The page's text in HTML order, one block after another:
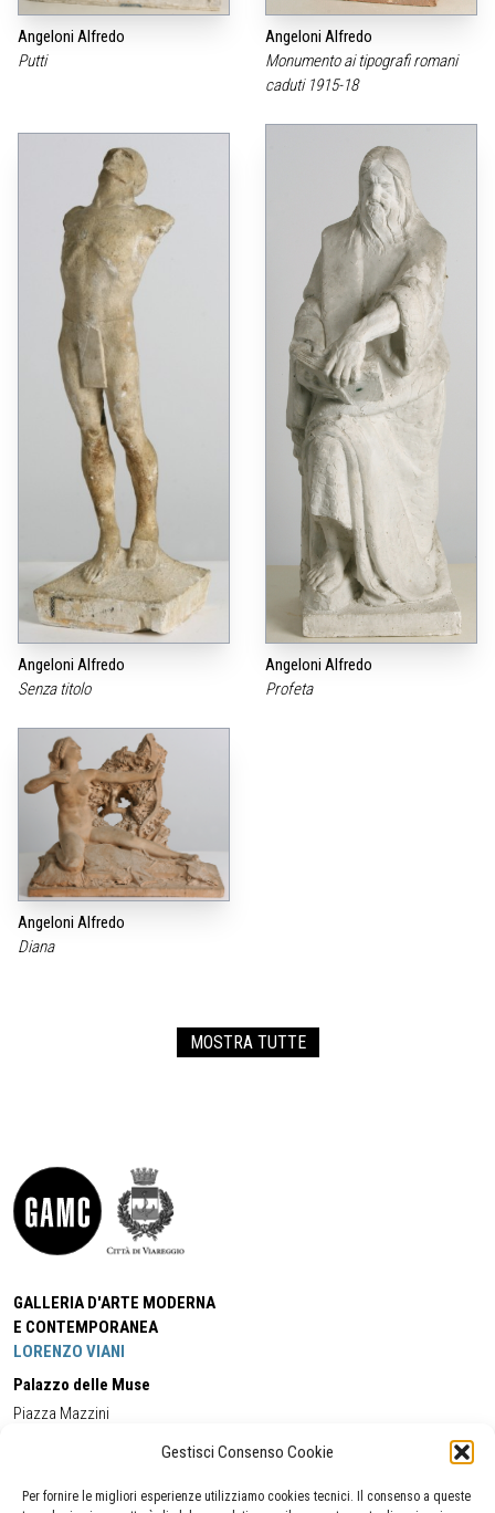
Gestisci Consenso Cookie
Per fornire le migliori esperienze utilizziamo cookies tecnici. Il consenso a queste
Angeloni Alfredo
Putti
Angeloni Alfredo
Monumento ai tipografi romani
caduti 1915-18
Angeloni Alfredo
Senza titolo
Angeloni Alfredo
Profeta
Angeloni Alfredo
Diana
MOSTRA TUTTE
GALLERIA D'ARTE MODERNA
E CONTEMPORANEA
LORENZO VIANI
Palazzo delle Muse
Piazza Mazzini
Cell:+39 338 5714978 (orario apertura Galleria)
Tel:
+39 0584 944580
(orario 09.00/13.00)